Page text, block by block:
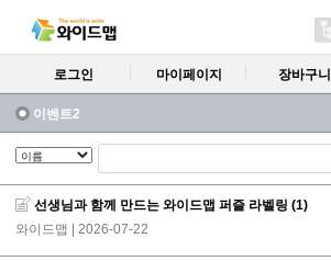
로그인 마이페이지 장바구니
이벤트2
선생님과 함께 만드는 와이드맵 퍼즐 라벨링 (1)
와이드맵
| 2026-07-22